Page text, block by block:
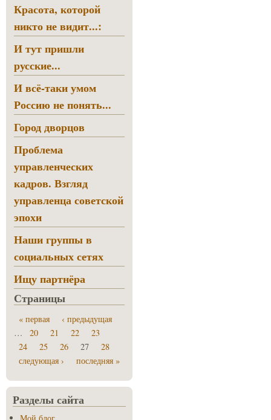
Красота, которой
никто не видит...:
И тут пришли
русские...
И всё-таки умом
Россию не понять...
Город дворцов
Проблема
управленческих
кадров. Взгляд
управленца советской
эпохи
Наши группы в
социальных сетях
Ищу партнёра
Страницы
« первая
‹ предыдущая
…
20 21 22
23
24
25 26 27
28
следующая ›
последняя »
Разделы сайта